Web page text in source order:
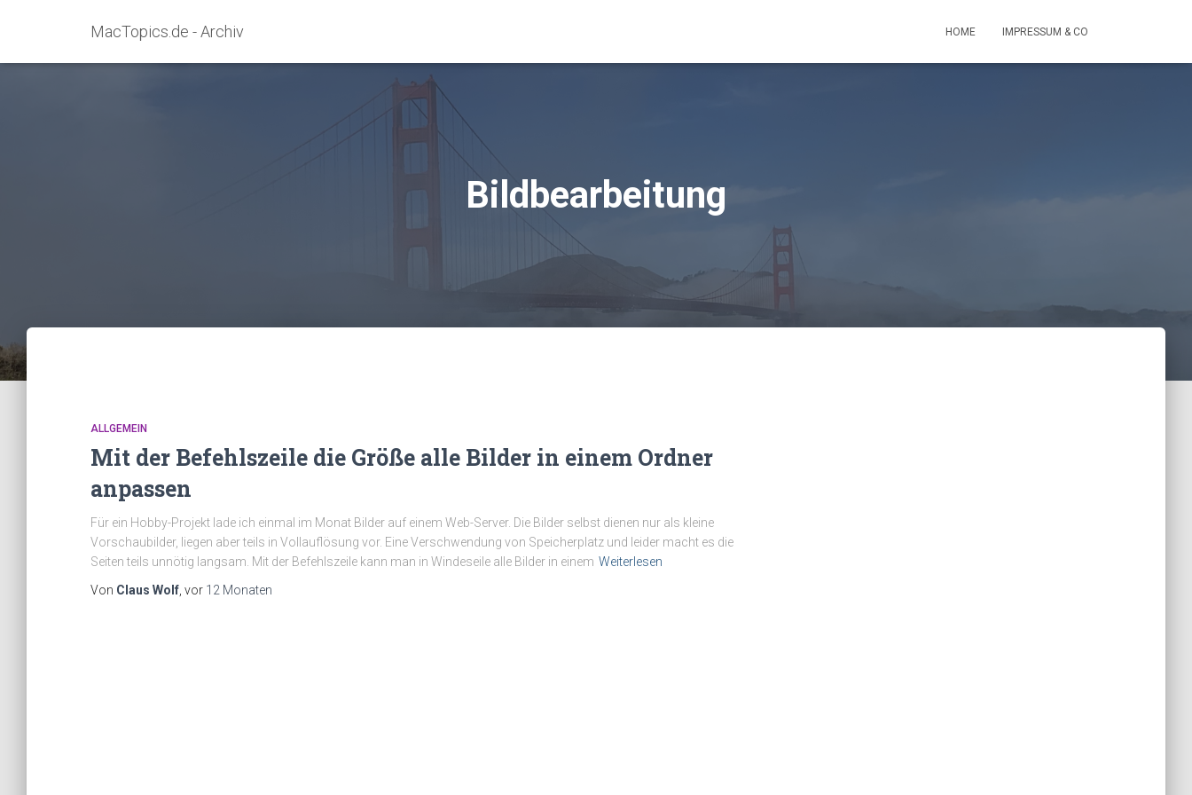
MacTopics.de - Archiv HOME IMPRESSUM & CO
Bildbearbeitung
ALLGEMEIN
Mit der Befehlszeile die Größe alle Bilder in einem Ordner
anpassen
Für ein Hobby-Projekt lade ich einmal im Monat Bilder auf einem Web-Server. Die Bilder selbst dienen nur als kleine
Vorschaubilder, liegen aber teils in Vollauflösung vor. Eine Verschwendung von Speicherplatz und leider macht es die
Seiten teils unnötig langsam. Mit der Befehlszeile kann man in Windeseile alle Bilder in einem Weiterlesen
Von Claus Wolf , vor 12 Monaten